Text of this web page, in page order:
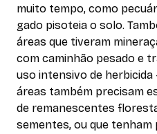
muito tempo, como
gado pisoteia o solo.
áreas que tiveram
com caminhão pesado e
uso intensivo de
áreas também precisam
de remanescentes
sementes, ou que